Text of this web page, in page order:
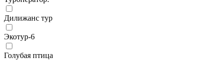
Дилижанс тур
Экотур-6
Голубая птица